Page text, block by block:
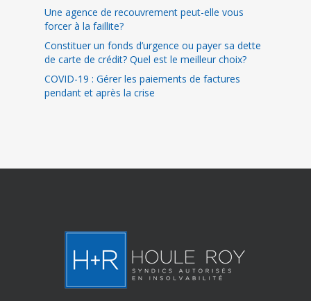
Une agence de recouvrement peut-elle vous
forcer à la faillite?
Constituer un fonds d’urgence ou payer sa dette
de carte de crédit? Quel est le meilleur choix?
COVID-19 : Gérer les paiements de factures
pendant et après la crise